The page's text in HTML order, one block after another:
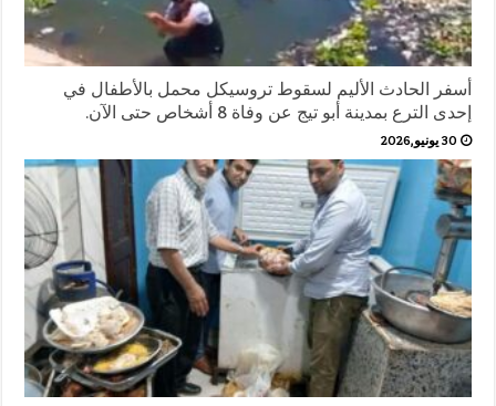
أسفر الحادث الأليم لسقوط تروسيكل محمل بالأطفال في
إحدى الترع بمدينة أبو تيج عن وفاة 8 أشخاص حتى الآن.
30 يونيو,2026